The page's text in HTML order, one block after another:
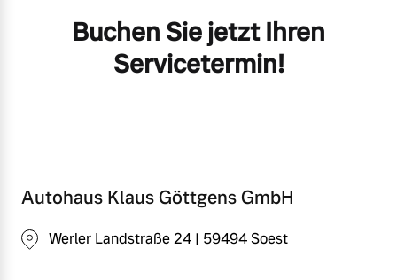
Buchen Sie jetzt Ihren
Servicetermin!
Autohaus Klaus Göttgens GmbH
Werler Landstraße 24 | 59494 Soest